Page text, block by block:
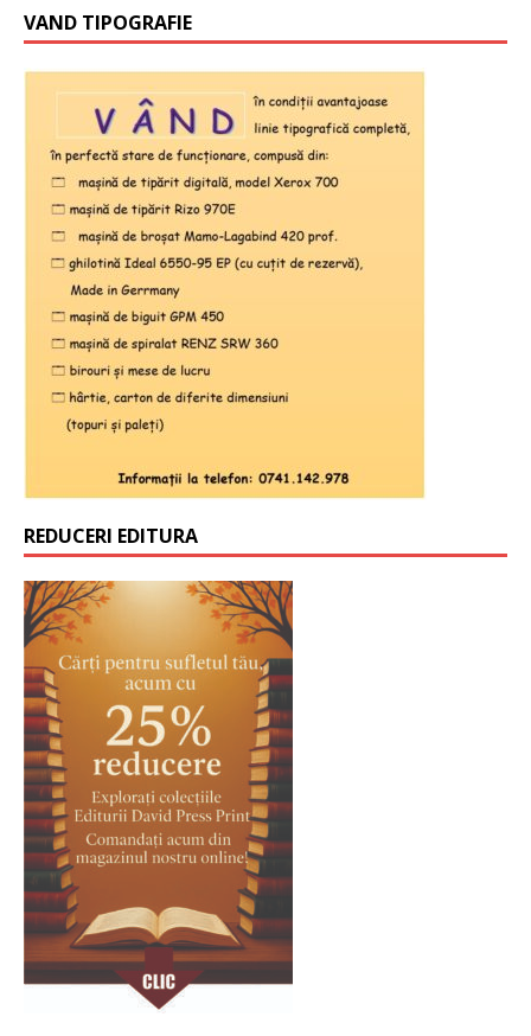
VAND TIPOGRAFIE
REDUCERI EDITURA